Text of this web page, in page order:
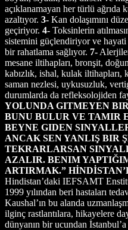
açıklanamayan her türlü ağrıda
azaltıyor. 3- Kan dolaşımını
geçiriyor. 4- Toksinlerin
sistemini güçlendiriyor ve
bir rahatlama sağlıyor. 7-
mesane iltihapları, bronşit,
kabızlık, ishal, kulak iltihapları,
saman nezlesi, uykusuzluk,
durumlarda da refleksolojiden
YOLUNDA GITMEYEN
BUNU BULUR VE TAMIR
BEYNE GIDEN
ANCAK SEN YANLIŞ BIR
TEKRARLARSAN
AZALIR. BENIM
ARTIRMAK.”
Hindistan’daki IEFSAMT
1999 yılından beri hastaları
Kaushal’ın bu alanda
ilginç rastlantılara, hikayelere
dünyanın bir ucundan